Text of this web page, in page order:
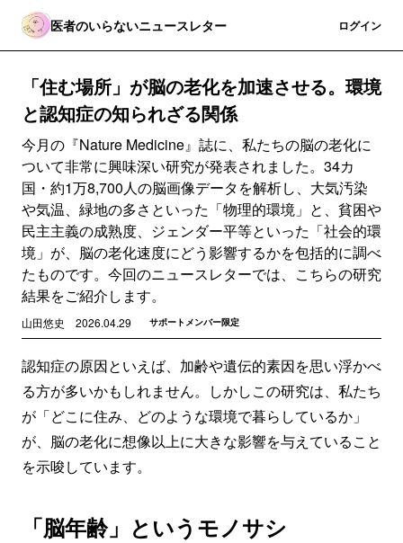
医者のいらないニュースレター ログイン
「住む場所」が脳の老化を加速させる。環境
と認知症の知られざる関係
今月の『Nature Medicine』誌に、私たちの脳の老化に
ついて非常に興味深い研究が発表されました。34カ
国・約1万8,700人の脳画像データを解析し、大気汚染
や気温、緑地の多さといった「物理的環境」と、貧困や
民主主義の成熟度、ジェンダー平等といった「社会的環
境」が、脳の老化速度にどう影響するかを包括的に調べ
たものです。今回のニュースレターでは、こちらの研究
結果をご紹介します。
山田悠史 2026.04.29 サポートメンバー限定
認知症の原因といえば、加齢や遺伝的素因を思い浮かべ
る方が多いかもしれません。しかしこの研究は、私たち
が「どこに住み、どのような環境で暮らしているか」
が、脳の老化に想像以上に大きな影響を与えていること
を示唆しています。
「脳年齢」というモノサシ